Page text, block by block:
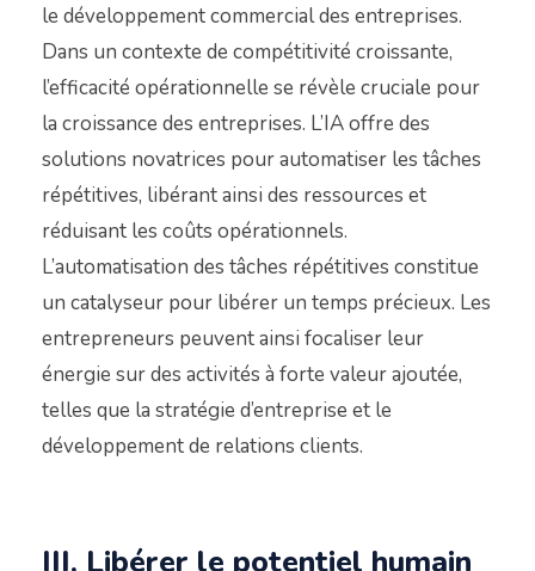
le développement commercial des entreprises.
Dans un contexte de compétitivité croissante,
l’efficacité opérationnelle se révèle cruciale pour
la croissance des entreprises. L’IA offre des
solutions novatrices pour automatiser les tâches
répétitives, libérant ainsi des ressources et
réduisant les coûts opérationnels.
L’automatisation des tâches répétitives constitue
un catalyseur pour libérer un temps précieux. Les
entrepreneurs peuvent ainsi focaliser leur
énergie sur des activités à forte valeur ajoutée,
telles que la stratégie d’entreprise et le
développement de relations clients.
III. Libérer le potentiel humain